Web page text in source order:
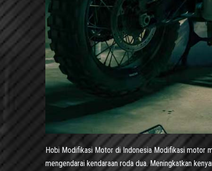
Hobi Modifikasi Motor di Indonesia Modifikasi motor
mengendarai kendaraan roda dua. Meningkatkan